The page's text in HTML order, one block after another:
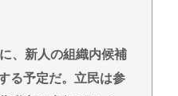
、新人の組織内候補
る予定だ。立民は参